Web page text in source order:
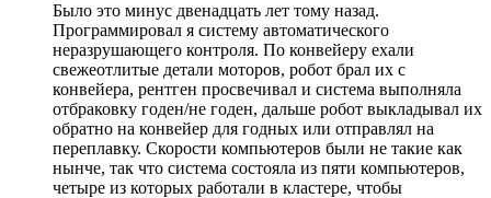
Было это минус двенадцать лет тому назад.
Программировал я систему автоматического
неразрушающего контроля. По конвейеру ехали
свежеотлитые детали моторов, робот брал их с
конвейера, рентген просвечивал и система выполняла
отбраковку годен/не годен, дальше робот выкладывал их
обратно на конвейер для годных или отправлял на
переплавку. Скорости компьютеров были не такие как
нынче, так что система состояла из пяти компьютеров,
четыре из которых работали в кластере, чтобы